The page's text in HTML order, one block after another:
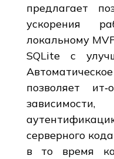
предлагает
ускорения
локальному
SQLite с
позволяет
серверного
в то время